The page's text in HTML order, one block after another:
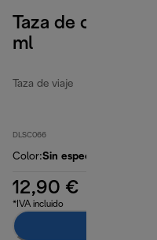
Taza de
ml
Taza de viaje
DLSC066
Color:Sin especificar
12,90 €
*IVA incluido